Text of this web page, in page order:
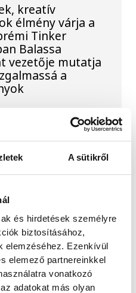
A sütikről
és hirdetések személyre
biztosításához,
elemzéséhez. Ezenkívül
elemező partnereinkkel
vonatkozó
adatokat más olyan
kreatív
élmény várja a
Tinker
Balassa
vezetője mutatja
a
én
és
napján,
tetőzik majd a
de
részleges
meg lehet majd